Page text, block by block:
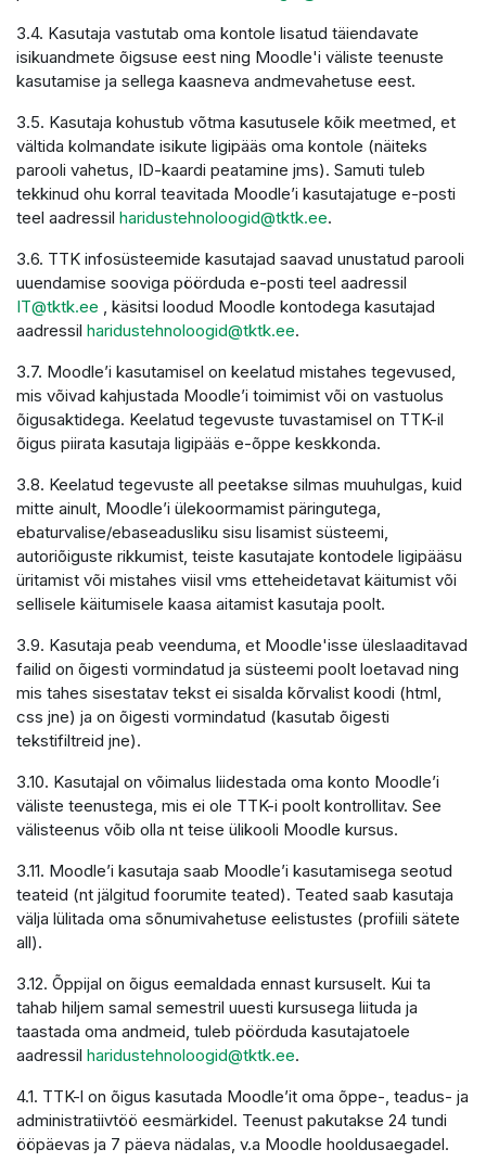
3.4. Kasutaja vastutab oma kontole lisatud täiendavate
isikuandmete õigsuse eest ning Moodle'i väliste teenuste
kasutamise ja sellega kaasneva andmevahetuse eest.
3.5. Kasutaja kohustub võtma kasutusele kõik meetmed, et
vältida kolmandate isikute ligipääs oma kontole (näiteks
parooli vahetus, ID-kaardi peatamine jms). Samuti tuleb
tekkinud ohu korral teavitada Moodle’i kasutajatuge e-posti
teel aadressil haridustehnoloogid@tktk.ee.
3.6. TTK infosüsteemide kasutajad saavad unustatud parooli
uuendamise sooviga pöörduda e-posti teel aadressil
IT@tktk.ee , käsitsi loodud Moodle kontodega kasutajad
aadressil haridustehnoloogid@tktk.ee.
3.7. Moodle’i kasutamisel on keelatud mistahes tegevused,
mis võivad kahjustada Moodle’i toimimist või on vastuolus
õigusaktidega. Keelatud tegevuste tuvastamisel on TTK-il
õigus piirata kasutaja ligipääs e-õppe keskkonda.
3.8. Keelatud tegevuste all peetakse silmas muuhulgas, kuid
mitte ainult, Moodle’i ülekoormamist päringutega,
ebaturvalise/ebaseadusliku sisu lisamist süsteemi,
autoriõiguste rikkumist, teiste kasutajate kontodele ligipääsu
üritamist või mistahes viisil vms etteheidetavat käitumist või
sellisele käitumisele kaasa aitamist kasutaja poolt.
3.9. Kasutaja peab veenduma, et Moodle'isse üleslaaditavad
failid on õigesti vormindatud ja süsteemi poolt loetavad ning
mis tahes sisestatav tekst ei sisalda kõrvalist koodi (html,
css jne) ja on õigesti vormindatud (kasutab õigesti
tekstifiltreid jne).
3.10. Kasutajal on võimalus liidestada oma konto Moodle’i
väliste teenustega, mis ei ole TTK-i poolt kontrollitav. See
välisteenus võib olla nt teise ülikooli Moodle kursus.
3.11. Moodle’i kasutaja saab Moodle’i kasutamisega seotud
teateid (nt jälgitud foorumite teated). Teated saab kasutaja
välja lülitada oma sõnumivahetuse eelistustes (profiili sätete
all).
3.12. Õppijal on õigus eemaldada ennast kursuselt. Kui ta
tahab hiljem samal semestril uuesti kursusega liituda ja
taastada oma andmeid, tuleb pöörduda kasutajatoele
aadressil haridustehnoloogid@tktk.ee.
4.1. TTK-l on õigus kasutada Moodle’it oma õppe-, teadus- ja
administratiivtöö eesmärkidel. Teenust pakutakse 24 tundi
ööpäevas ja 7 päeva nädalas, v.a Moodle hooldusaegadel.